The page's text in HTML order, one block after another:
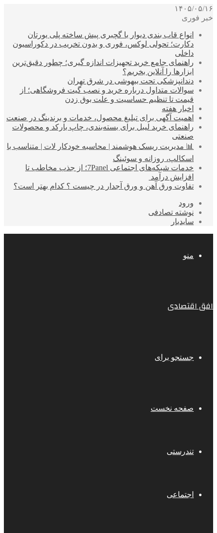
۱۴۰۵/۰۵/۱۶
خبر فوری
انواع قاب بندی دیوار با گچبری پیش ساخته پلی یورتان
دکارت؛ تحولی لوکس، فوری و بدون تخریب در دکوراسیون
داخلی
راهنمای جامع خرید تجهیزات اندازه گیری؛ چطور دقیق‌ترین
ابزارها را آنلاین بخریم؟
دندانپزشکی تحت بیهوشی در شرق تهران
سوالات متداول درباره خرید و نصب گیت فروشگاهی؛ از
قیمت تا تنظیم حساسیت و علت بوق زدن
اخبار هفته
اهمیت آگهی برای تبلیغ محصول، خدمات و برندینگ در صنعت
راهنمای خرید لیبل برای بسته‌بندی، چاپ بارکد و محصولات
صنعتی
📊 مدیریت ریسک هوشمند | محاسبه خودکار لات | متناسب با
اسکالپ، روزانه و سوئینگ
خدمات شبکه‌های اجتماعی 7Panel؛ از جذب مخاطب تا
افزایش درآمد
تفاوت ورق آهن و ورق آجدار در چیست ؟ کدام بهتر است؟
ورود
نوشته تصادفی
سایدبار
منو
افق اقتصادی
جستجو برای
صفحه نخست
تندرستی
اجتماعی